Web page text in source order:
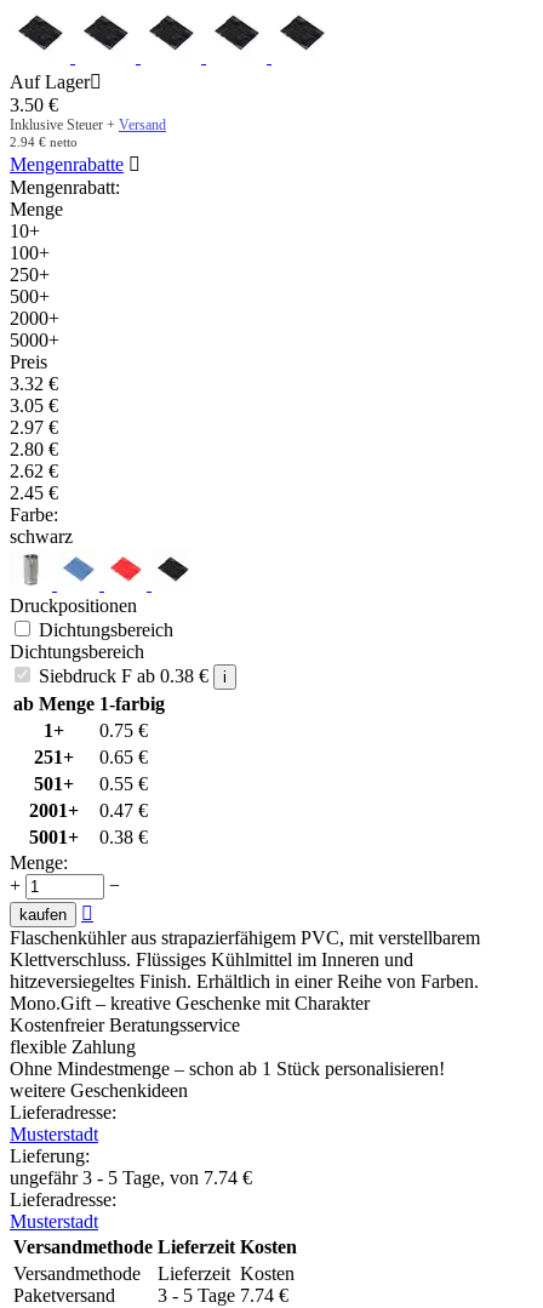
Auf Lager
3.50 €
Inklusive Steuer + Versand
2.94 € netto
Mengenrabatte 
Mengenrabatt:
Menge
10+
100+
250+
500+
2000+
5000+
Preis
3.32 €
3.05 €
2.97 €
2.80 €
2.62 €
2.45 €
Farbe:
schwarz
Druckpositionen
Dichtungsbereich
Dichtungsbereich
Siebdruck F ab 0.38 € i
ab Menge 1-farbig
1+
0.75 €
251+
0.65 €
501+
0.55 €
2001+
0.47 €
5001+
0.38 €
Menge:
+
−
kaufen

Flaschenkühler aus strapazierfähigem PVC, mit verstellbarem
Klettverschluss. Flüssiges Kühlmittel im Inneren und
hitzeversiegeltes Finish. Erhältlich in einer Reihe von Farben.
Mono.Gift – kreative Geschenke mit Charakter
Kostenfreier Beratungsservice
flexible Zahlung
Ohne Mindestmenge – schon ab 1 Stück personalisieren!
weitere Geschenkideen
Lieferadresse:
Musterstadt
Lieferung:
ungefähr 3 - 5 Tage, von 7.74 €
Lieferadresse:
Musterstadt
Versandmethode Lieferzeit Kosten
Versandmethode
Paketversand
Lieferzeit
3 - 5 Tage
Kosten
7.74 €